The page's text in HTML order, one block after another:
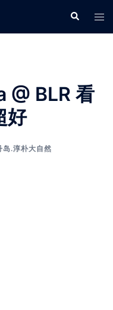
Search
@ BLR 看
好
岛.淳朴大自然